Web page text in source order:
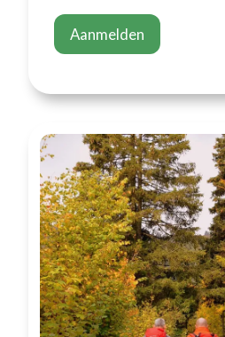
Aanmelden